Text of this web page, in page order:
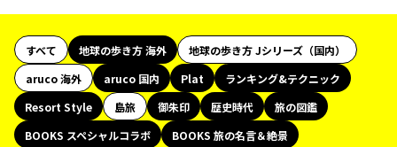
すべて 地球の歩き方 海外
地球の歩き方 Jシリーズ（国内）
aruco 海外
aruco 国内 Plat
ランキング&テクニック
Resort Style
島旅 御朱印 歴史時代
旅の図鑑
BOOKS スペシャルコラボ
BOOKS 旅の名言＆絶景